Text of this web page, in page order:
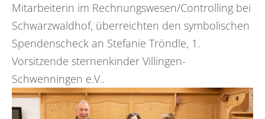
Mitarbeiterin im Rechnungswesen/Controlling bei
Schwarzwaldhof, überreichten den symbolischen
Spendenscheck an Stefanie Tröndle, 1.
Vorsitzende sternenkinder Villingen-
Schwenningen e.V..